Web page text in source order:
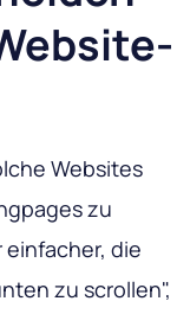
Websites
zu
die
zu scrollen",